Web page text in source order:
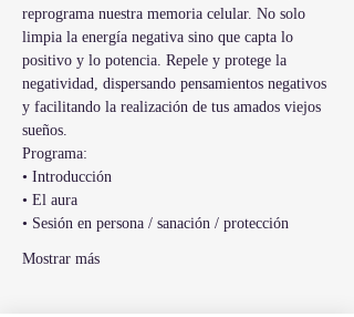
reprograma nuestra memoria celular. No solo
limpia la energía negativa sino que capta lo
positivo y lo potencia. Repele y protege la
negatividad, dispersando pensamientos negativos
y facilitando la realización de tus amados viejos
sueños.
Programa:
• Introducción
• El aura
• Sesión en persona / sanación / protección
Mostrar más